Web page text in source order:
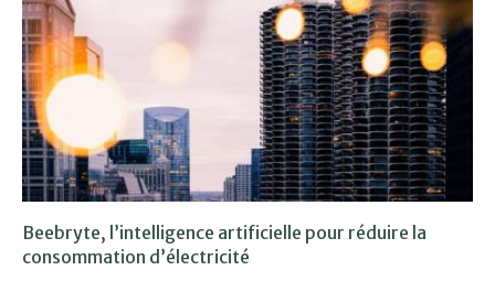
Beebryte, l’intelligence artificielle pour réduire la
consommation d’électricité